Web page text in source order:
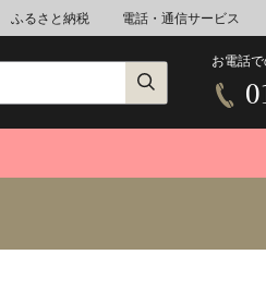
ふるさと納税 電話・通信サービス
お電話